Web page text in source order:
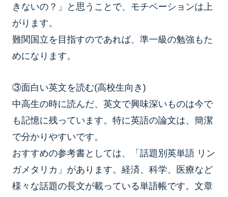
きないの？」と思うことで、モチベーションは上
がります。
難関国立を目指すのであれば、準一級の勉強もた
めになります。
③面白い英文を読む(高校生向き)
中高生の時に読んだ、英文で興味深いものは今で
も記憶に残っています。特に英語の論文は、簡潔
で分かりやすいです。
おすすめの参考書としては、「話題別英単語 リン
ガメタリカ」があります。経済、科学、医療など
様々な話題の長文が載っている単語帳です。文章